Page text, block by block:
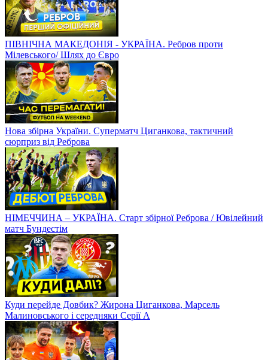
ПІВНІЧНА МАКЕДОНІЯ - УКРАЇНА. Ребров проти
Мілевського/ Шлях до Євро
Нова збірна України. Суперматч Циганкова, тактичний
сюрприз від Реброва
НІМЕЧЧИНА – УКРАЇНА. Старт збірної Реброва / Ювілейний
матч Бундестім
Куди перейде Довбик? Жирона Циганкова, Марсель
Малиновського і середняки Серії А